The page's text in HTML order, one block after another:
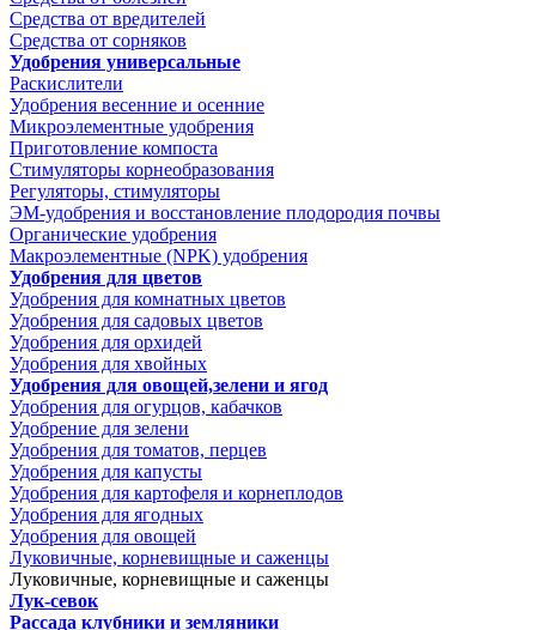
Средства от вредителей
Средства от сорняков
Удобрения универсальные
Раскислители
Удобрения весенние и осенние
Микроэлементные удобрения
Приготовление компоста
Стимуляторы корнеобразования
Регуляторы, стимуляторы
ЭМ-удобрения и восстановление плодородия почвы
Органические удобрения
Макроэлементные (NPK) удобрения
Удобрения для цветов
Удобрения для комнатных цветов
Удобрения для садовых цветов
Удобрения для орхидей
Удобрения для хвойных
Удобрения для овощей,зелени и ягод
Удобрения для огурцов, кабачков
Удобрение для зелени
Удобрения для томатов, перцев
Удобрения для капусты
Удобрения для картофеля и корнеплодов
Удобрения для ягодных
Удобрения для овощей
Луковичные, корневищные и саженцы
Луковичные, корневищные и саженцы
Лук-севок
Рассада клубники и земляники